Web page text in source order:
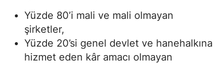
Yüzde 80’i mali ve mali olmayan
şirketler,
Yüzde 20’si genel devlet ve hanehalkına
hizmet eden kâr amacı olmayan